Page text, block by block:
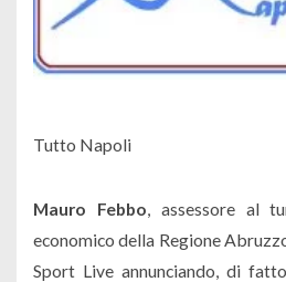
Tutto Napoli
Mauro Febbo , assessore al
economico della Regione
Sport Live annunciando, di